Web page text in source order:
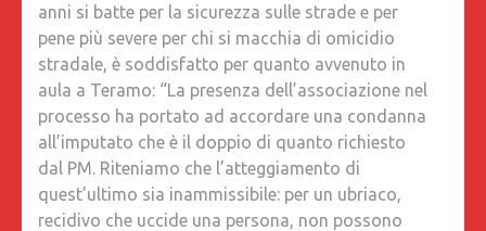
anni si batte per la sicurezza sulle strade e per
pene più severe per chi si macchia di omicidio
stradale, è soddisfatto per quanto avvenuto in
aula a Teramo: “La presenza dell’associazione nel
processo ha portato ad accordare una condanna
all’imputato che è il doppio di quanto richiesto
dal PM. Riteniamo che l’atteggiamento di
quest’ultimo sia inammissibile: per un ubriaco,
recidivo che uccide una persona, non possono